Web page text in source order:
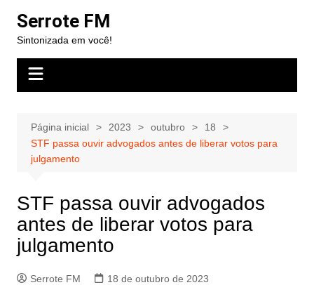
para
conteúdo
Serrote FM
Sintonizada em você!
Página inicial 2023 outubro
18
STF passa ouvir advogados antes de liberar votos para
julgamento
STF passa ouvir advogados
antes de liberar votos para
julgamento
Serrote FM
18 de outubro de 2023